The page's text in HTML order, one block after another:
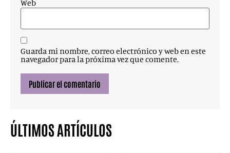
Web
Guarda mi nombre, correo electrónico y web en este
navegador para la próxima vez que comente.
ÚLTIMOS ARTÍCULOS